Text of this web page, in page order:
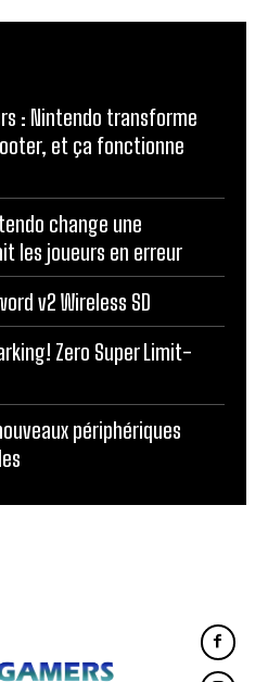
: Nintendo transforme
et ça fonctionne
change une
les joueurs en erreur
v2 Wireless SD
Zero Super Limit-
périphériques